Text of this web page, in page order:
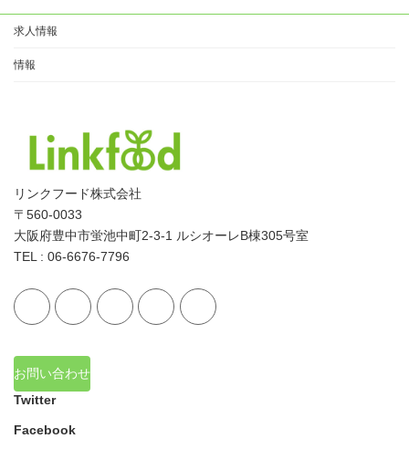
求人情報
情報
リンクフード株式会社
〒560-0033
大阪府豊中市蛍池中町2-3-1 ルシオーレB棟305号室
TEL : 06-6676-7796
お問い合わせ
Twitter
Facebook